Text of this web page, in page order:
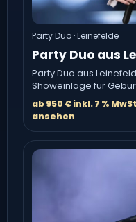
Party Duo · Leinefelde
Party Duo aus
Party Duo aus
Showeinlage für
Stadtfest, Schützenfest.
ab 950 € inkl. 7 %
ansehen